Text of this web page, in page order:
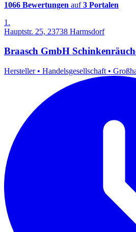
1066 Bewertungen auf3 Portalen
1.
Hauptstr. 25, 23738 Harmsdorf
Braasch GmbH
Hersteller • Handelsgesellschaft •